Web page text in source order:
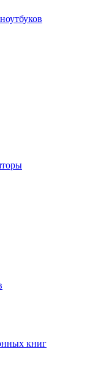
книг